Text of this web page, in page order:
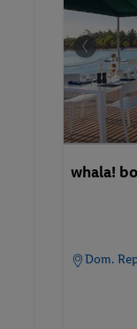
whala!
Dom.